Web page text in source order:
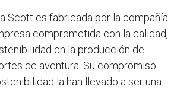
Scott es fabricada por la compañía
comprometida con la calidad,
en la producción de
de aventura. Su compromiso
la han llevado a ser una